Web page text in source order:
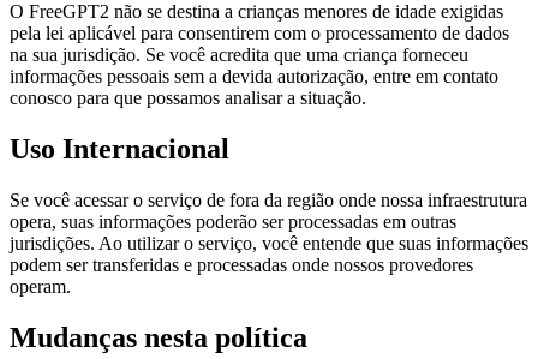
O FreeGPT2 não se destina a crianças menores de idade exigidas
pela lei aplicável para consentirem com o processamento de dados
na sua jurisdição. Se você acredita que uma criança forneceu
informações pessoais sem a devida autorização, entre em contato
conosco para que possamos analisar a situação.
Uso Internacional
Se você acessar o serviço de fora da região onde nossa infraestrutura
opera, suas informações poderão ser processadas em outras
jurisdições. Ao utilizar o serviço, você entende que suas informações
podem ser transferidas e processadas onde nossos provedores
operam.
Mudanças nesta política